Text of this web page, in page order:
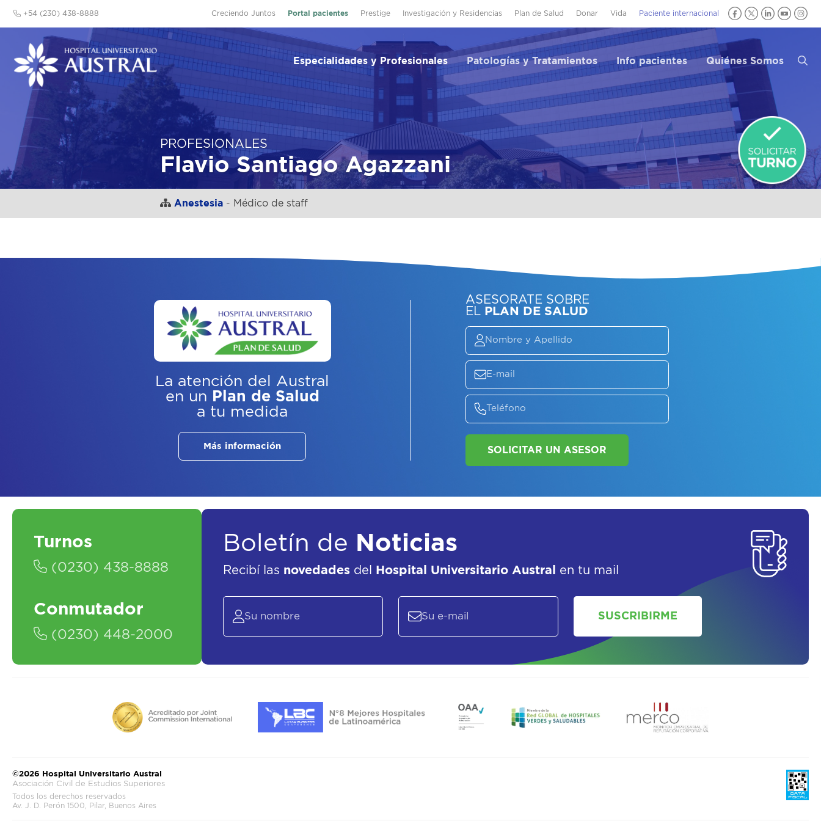
Creciendo Juntos Portal pacientes Prestige Investigación y Residencias Plan de Salud Donar Vida Paciente internacional
+54 (230) 438-8888
Especialidades y Profesionales Patologías y Tratamientos Info pacientes Quiénes Somos
PROFESIONALES
Flavio Santiago Agazzani
Anestesia - Médico de staff
La atención del Austral
en un Plan de Salud
a tu medida
Más información
ASESORATE SOBRE
EL PLAN DE SALUD
SOLICITAR UN ASESOR
Turnos
(0230) 438-8888
Conmutador
(0230) 448-2000
Boletín de Noticias
Recibí las novedades del Hospital Universitario Austral en tu mail
SUSCRIBIRME
©2026 Hospital Universitario Austral
Asociación Civil de Estudios Superiores
Todos los derechos reservados
Av. J. D. Perón 1500, Pilar, Buenos Aires